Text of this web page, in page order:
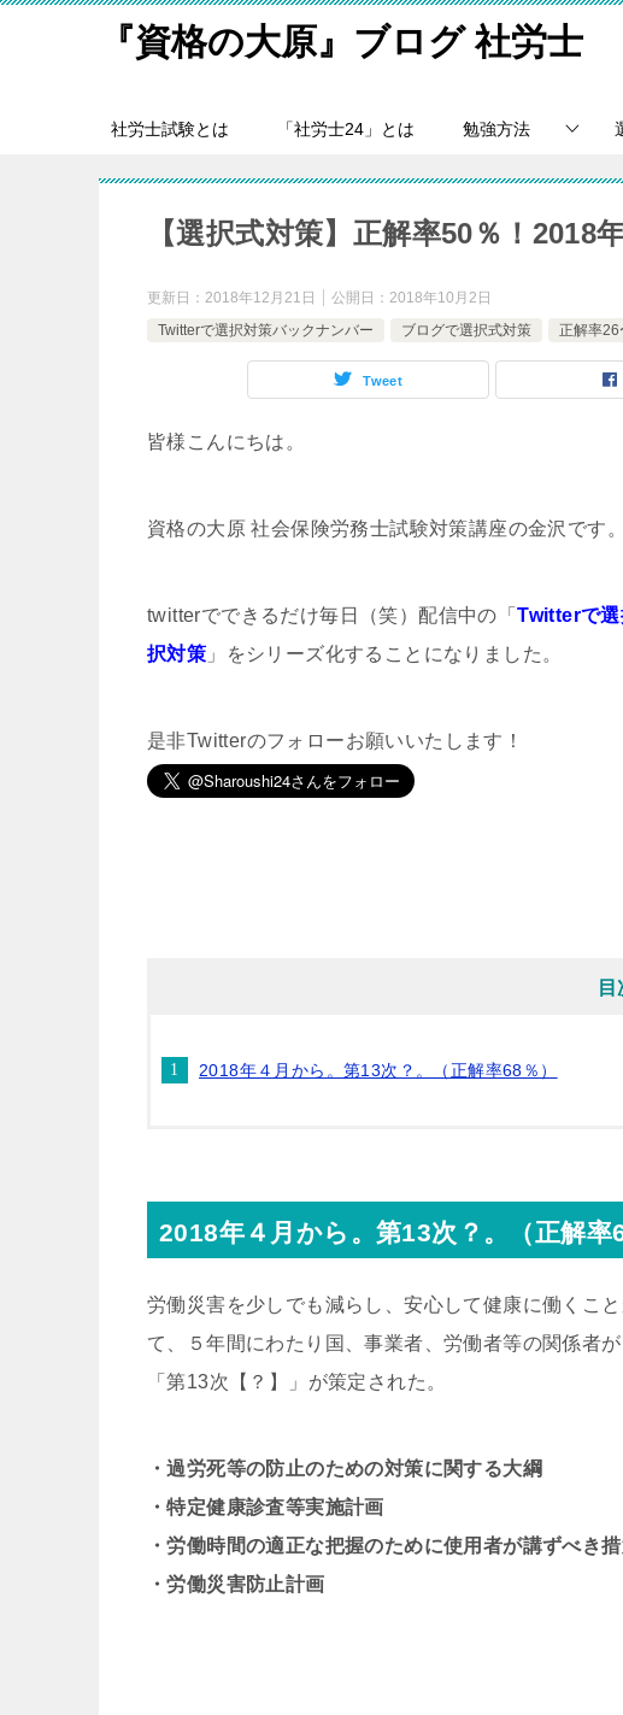
『資格の大原』ブログ 社労士
社労士試験とは 「社労士24」とは 勉強方法
【選択式対策】正解率50％！2018
更新日： 2018年12月21日 公開日： 2018年10月2日
Twitterで選択対策バックナンバー
ブログで選択式対策 正解率26
Tweet
皆様こんにちは。
資格の大原 社会保険労務士試験対策講座の金沢です。
twitterでできるだけ毎日（笑）配信中の「Twitterで
択対策 」をシリーズ化することになりました。
是非Twitterのフォローお願いいたします！
目
2018年４月から。第13次？。（正解率68％）
2018年４月から。第13次？。（正解率
労働災害を少しでも減らし、安心して健康に働くこ
て、５年間にわたり国、事業者、労働者等の関係者
「第13次【？】」が策定された。
・過労死等の防止のための対策に関する大綱
・特定健康診査等実施計画
・労働時間の適正な把握のために使用者が講ずべき
・労働災害防止計画